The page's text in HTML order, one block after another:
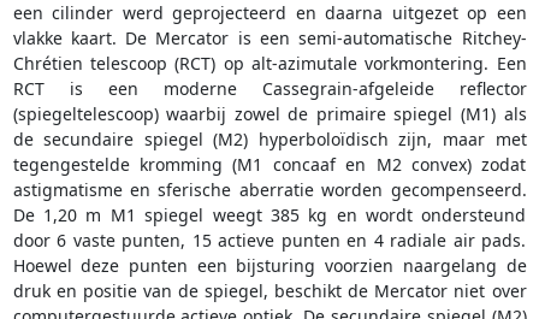
een cilinder werd geprojecteerd en daarna uitgezet op een
vlakke kaart. De Mercator is een semi-automatische Ritchey-
Chrétien telescoop (RCT) op alt-azimutale vorkmontering. Een
RCT is een moderne Cassegrain-afgeleide reflector
(spiegeltelescoop) waarbij zowel de primaire spiegel (M1) als
de secundaire spiegel (M2) hyperboloïdisch zijn, maar met
tegengestelde kromming (M1 concaaf en M2 convex) zodat
astigmatisme en sferische aberratie worden gecompenseerd.
De 1,20 m M1 spiegel weegt 385 kg en wordt ondersteund
door 6 vaste punten, 15 actieve punten en 4 radiale air pads.
Hoewel deze punten een bijsturing voorzien naargelang de
druk en positie van de spiegel, beschikt de Mercator niet over